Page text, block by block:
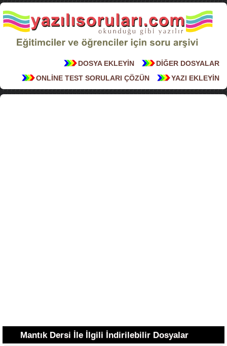
DİĞER DOSYALAR
DOSYA EKLEYİN
YAZI EKLEYİN
ONLİNE TEST SORULARI ÇÖZÜN
Mantık Dersi İle İlgili İndirilebilir Dosyalar